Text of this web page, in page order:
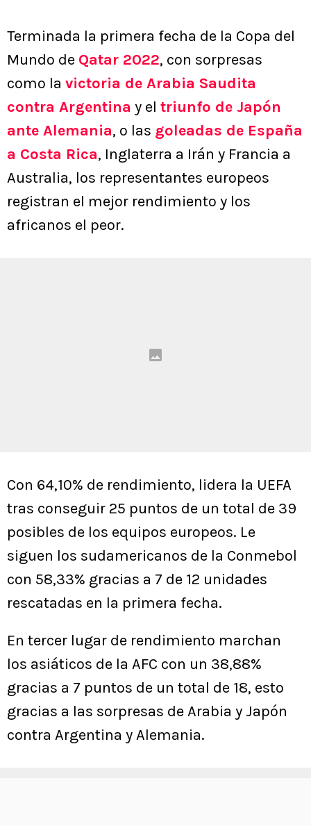
Terminada la primera fecha de la Copa del
Mundo de Qatar 2022, con sorpresas
como la victoria de Arabia Saudita
contra Argentina y el triunfo de Japón
ante Alemania, o las goleadas de España
a Costa Rica, Inglaterra a Irán y Francia a
Australia, los representantes europeos
registran el mejor rendimiento y los
africanos el peor.
Con 64,10% de rendimiento, lidera la UEFA
tras conseguir 25 puntos de un total de 39
posibles de los equipos europeos. Le
siguen los sudamericanos de la Conmebol
con 58,33% gracias a 7 de 12 unidades
rescatadas en la primera fecha.
En tercer lugar de rendimiento marchan
los asiáticos de la AFC con un 38,88%
gracias a 7 puntos de un total de 18, esto
gracias a las sorpresas de Arabia y Japón
contra Argentina y Alemania.